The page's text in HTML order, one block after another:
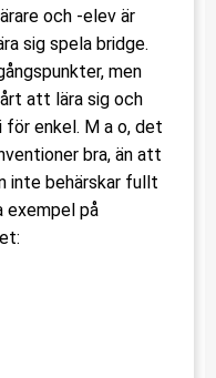
och -elev är
sig spela bridge.
men
att lära sig och
för enkel. M a o, det
bra, än att
inte behärskar fullt
exempel på